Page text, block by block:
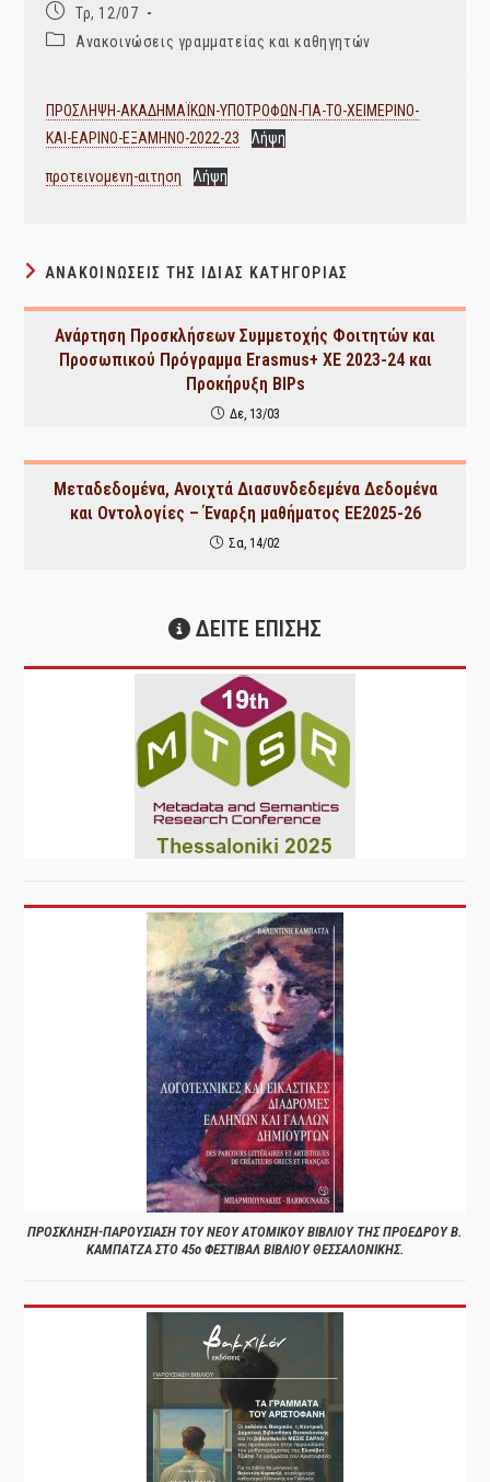
Post
published:
Τρ, 12/07
PostΑνακοινώσεις γραμματείας και καθηγητών
ΠΡΟΣΛΗΨΗ-ΑΚΑΔΗΜΑΪΚΩΝ-ΥΠΟΤΡΟΦΩΝ-ΓΙΑ-ΤΟ-ΧΕΙΜΕΡΙΝΟ-
ΚΑΙ-ΕΑΡΙΝΟ-ΕΞΑΜΗΝΟ-2022-23
Λήψη
προτεινομενη-αιτηση Λήψη
ΑΝΑΚΟΙΝΏΣΕΙΣ ΤΗΣ ΊΔΙΑΣ ΚΑΤΗΓΟΡΊΑΣ
Ανάρτηση Προσκλήσεων Συμμετοχής Φοιτητών και
Προσωπικού Πρόγραμμα Erasmus+ XE 2023-24 και
Προκήρυξη BIPs
Δε, 13/03
Μεταδεδομένα, Ανοιχτά Διασυνδεδεμένα Δεδομένα
και Οντολογίες – Έναρξη μαθήματος ΕΕ2025-26
Σα, 14/02
ΔΕΙΤΕ ΕΠΙΣΗΣ
ΠΡΟΣΚΛΗΣΗ-ΠΑΡΟΥΣΙΑΣΗ ΤΟΥ ΝΕΟΥ ΑΤΟΜΙΚΟΥ ΒΙΒΛΙΟΥ ΤΗΣ ΠΡΟΕΔΡΟΥ Β.
ΚΑΜΠΑΤΖΑ ΣΤΟ 45ο ΦΕΣΤΙΒΑΛ ΒΙΒΛΙΟΥ ΘΕΣΣΑΛΟΝΙΚΗΣ.